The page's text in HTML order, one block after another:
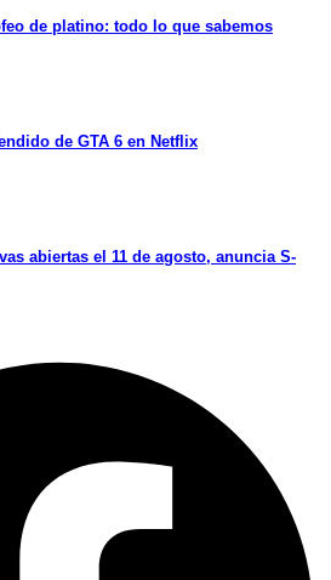
de platino: todo lo que sabemos
de GTA 6 en Netflix
abiertas el 11 de agosto, anuncia S-